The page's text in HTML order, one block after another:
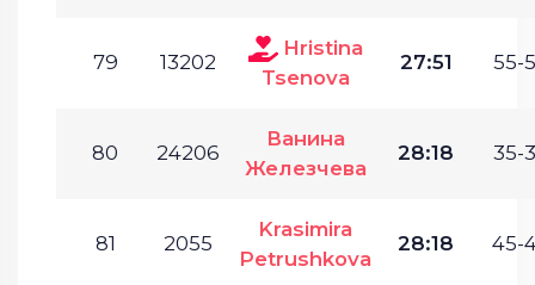
79 13202
Hristina
Tsenova
27:51 55-
80 24206
Ванина
Железчева
28:18 35-
81 2055
Krasimira
Petrushkova
28:18 45-